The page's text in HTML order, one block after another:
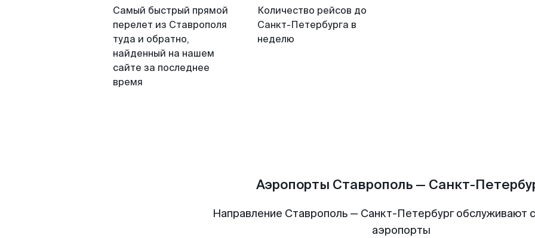
Самый быстрый прямой
перелет из Ставрополя
туда и обратно,
найденный на нашем
сайте за последнее
время
Количество рейсов до
Санкт-Петербурга в
неделю
Аэропорты Ставрополь — Санкт-
Направление Ставрополь — Санкт-Петербург обслуживают
аэропорты